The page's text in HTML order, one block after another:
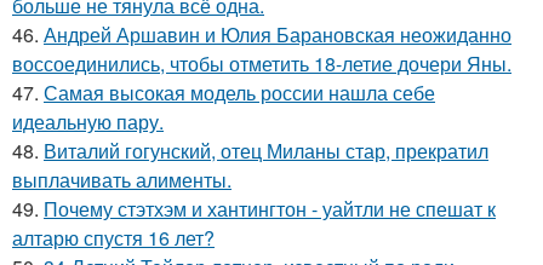
больше не тянула всё одна.
46. Андрей Аршавин и Юлия Барановская неожиданно
воссоединились, чтобы отметить 18-летие дочери Яны.
47. Самая высокая модель россии нашла себе
идеальную пару.
48. Виталий гогунский, отец Миланы стар, прекратил
выплачивать алименты.
49. Почему стэтхэм и хантингтон - уайтли не спешат к
алтарю спустя 16 лет?